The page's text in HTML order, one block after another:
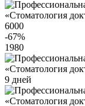
6000
-67%
1980
9 дней